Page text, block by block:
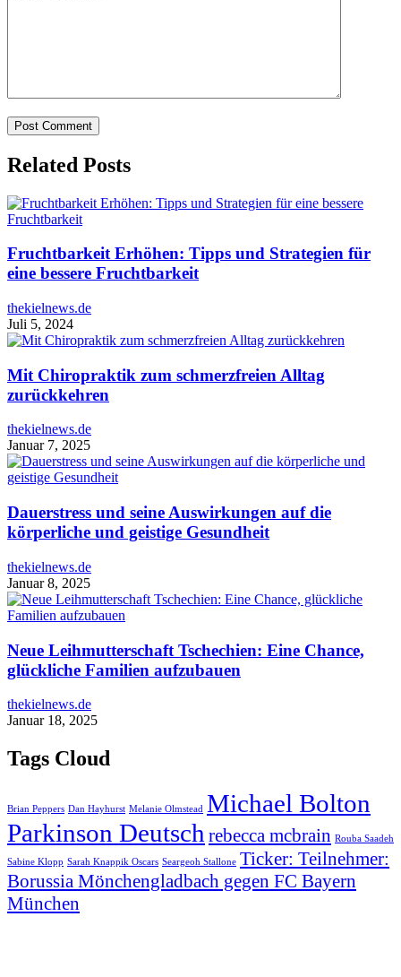
Related Posts
Fruchtbarkeit Erhöhen: Tipps und Strategien für
eine bessere Fruchtbarkeit
thekielnews.de
Juli 5, 2024
Mit Chiropraktik zum schmerzfreien Alltag
zurückkehren
thekielnews.de
Januar 7, 2025
Dauerstress und seine Auswirkungen auf die
körperliche und geistige Gesundheit
thekielnews.de
Januar 8, 2025
Neue Leihmutterschaft Tschechien: Eine Chance,
glückliche Familien aufzubauen
thekielnews.de
Januar 18, 2025
Tags Cloud
Brian Peppers Dan Hayhurst Melanie Olmstead Michael Bolton
Parkinson Deutsch rebecca mcbrain Rouba Saadeh
Sabine Klopp Sarah Knappik Oscars Seargeoh Stallone Ticker: Teilnehmer:
Borussia Mönchengladbach gegen FC Bayern
München